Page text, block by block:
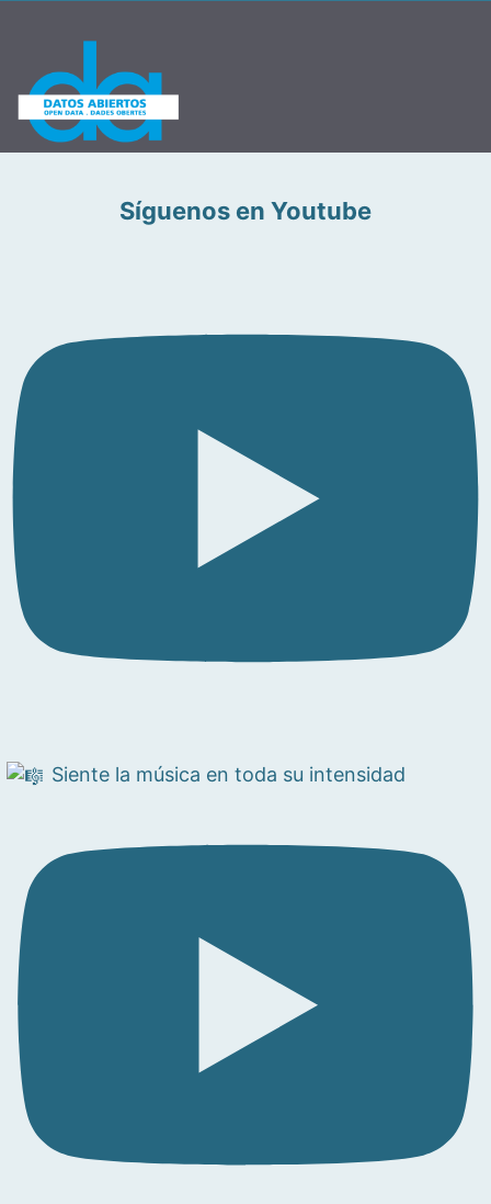
Síguenos en Youtube
Siente la música en toda su intensidad